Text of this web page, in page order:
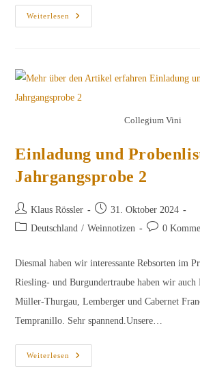
Weiterlesen
So
War
…
Collegium Vini
Einladung und
Jahrgangsprobe 2
Beitrags-
Autor:
Klaus Rössler
Beitrag
veröffentlicht:
31. Oktober 2024
Beitrags-
Deutschland / Weinnotizen
Beitrags-
0
Diesmal haben wir interessante Rebsorten im
Riesling- und Burgundertraube haben wir auch
Müller-Thurgau, Lemberger und Cabernet
Tempranillo. Sehr spannend.Unsere…
Weiterlesen
Einladung
Und